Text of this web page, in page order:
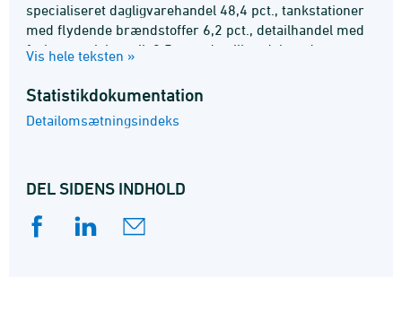
specialiseret dagligvarehandel 48,4 pct., tankstationer
med flydende brændstoffer 6,2 pct., detailhandel med
forbrugerelektronik 2,5 pct., detailhandel med
pct., detailhandel med kultur- og fritidsprodukter 5,2
7,5 pct., apoteker og detailhandel med varer til
er beskrevet i statistikdokumentationen om
Detailomsætningsindeks
Vis hele teksten »
Statistik­dokumentation
Detailomsætningsindeks
DEL SIDENS INDHOLD